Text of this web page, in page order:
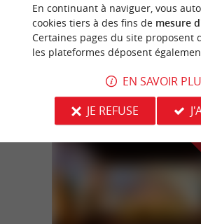
Golf de Pessac
En continuant à naviguer, vous
cookies tiers à des fins de mesure
Certaines pages du site proposent
les plateformes déposent
EN SAVOIR
JE REFUSE